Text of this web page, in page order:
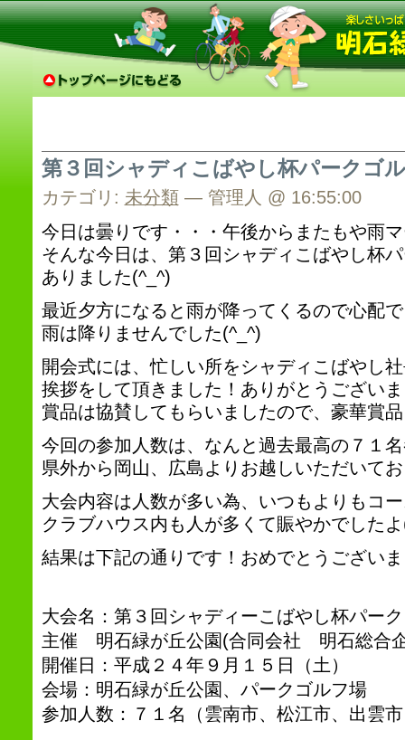
第３回シャディこばやし杯パークゴ
カテゴリ: 未分類— 管理人 @ 16:55:00
今日は曇りです・・・午後からまたもや雨
そんな今日は、第３回シャディこばやし杯
ありました(^_^)
最近夕方になると雨が降ってくるので心配
雨は降りませんでした(^_^)
開会式には、忙しい所をシャディこばやし
挨拶をして頂きました！ありがとうござい
賞品は協賛してもらいましたので、豪華賞
今回の参加人数は、なんと過去最高の７１
県外から岡山、広島よりお越しいただいて
大会内容は人数が多い為、いつもよりもコ
クラブハウス内も人が多くて賑やかでした
結果は下記の通りです！おめでとうござい
大会名：第３回シャディーこばやし杯パー
主催 明石緑が丘公園(合同会社 明石総合
開催日：平成２４年９月１５日（土）
会場：明石緑が丘公園、パークゴルフ場
参加人数：７１名（雲南市、松江市、出雲